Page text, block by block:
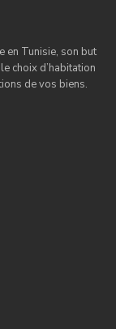
en Tunisie, son but
choix d’habitation
de vos biens.